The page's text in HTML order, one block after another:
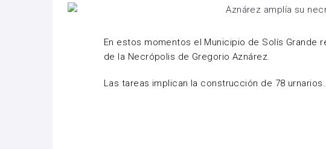
En estos momentos el Municipio de Solís Grande
de la Necrópolis de Gregorio Aznárez.
Las tareas implican la construcción de 78 urnarios.